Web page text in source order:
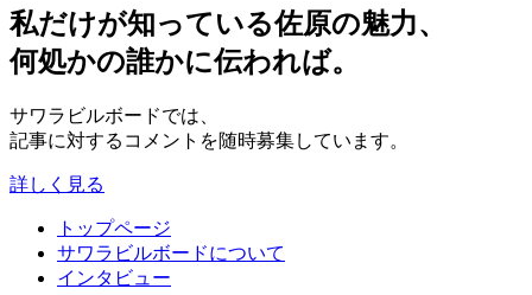
私だけが知っている佐原の魅力、
何処かの誰かに伝われば。
サワラビルボードでは、
記事に対するコメントを随時募集しています。
詳しく見る
トップページ
サワラビルボードについて
インタビュー